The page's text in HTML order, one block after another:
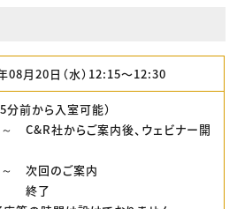
08月20日（水）12:15〜12:30
分前から入室可能）
C&R社からご案内後、ウェビナー開
次回のご案内
終了